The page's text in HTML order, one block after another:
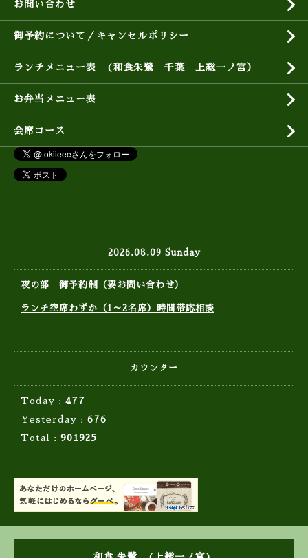
お問い合わせ
御予約について／キャンセルポリシー
ランチメニュー表 (和食朱鷺 千葉 上総一ノ宮）
お弁当メニュー表
会席コース
2026.08.09 Sunday
夜の部 御予約制（要お問い合わせ）
ランチ空席わずか（1～2名席）時間帯応相談
カウンター
Today : 477
Yesterday : 676
Total : 901925